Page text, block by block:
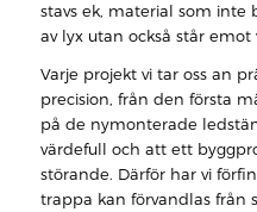
stavs ek, material som inte
av lyx utan också står
Varje projekt vi tar oss an
precision, från den första
på de nymonterade
värdefull och att ett
störande. Därför har vi
trappa kan förvandlas från